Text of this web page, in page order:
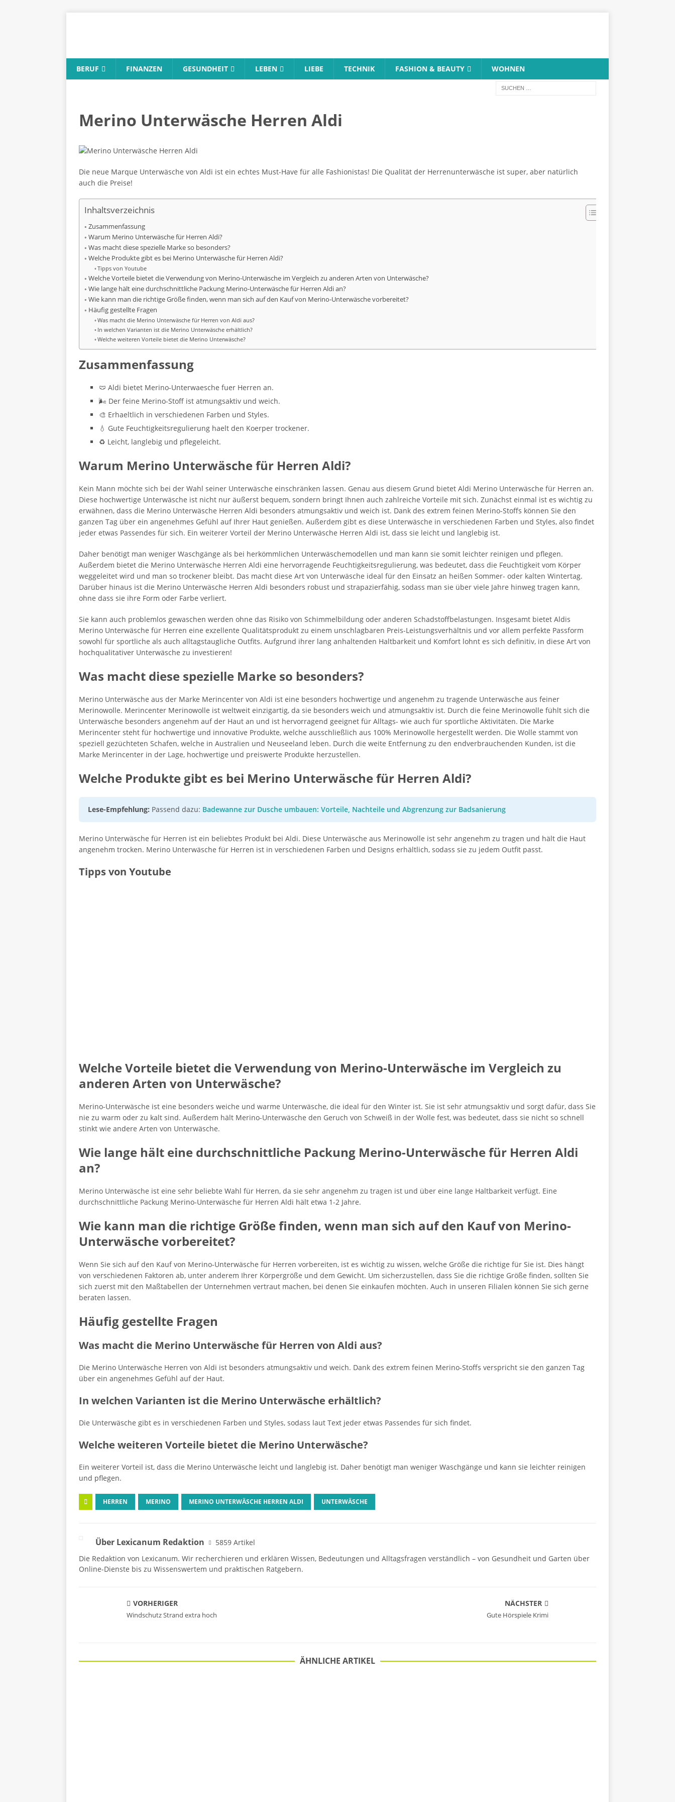
BERUF FINANZEN GESUNDHEIT LEBEN LIEBE TECHNIK FASHION & BEAUTY WOHNEN
Merino Unterwäsche Herren Aldi
Die neue Marque Unterwäsche von Aldi ist ein echtes Must-Have für alle Fashionistas! Die Qualität der Herrenunterwäsche ist super, aber natürlich
auch die Preise!
Inhaltsverzeichnis
Zusammenfassung
Warum Merino Unterwäsche für Herren Aldi?
Was macht diese spezielle Marke so besonders?
Welche Produkte gibt es bei Merino Unterwäsche für Herren Aldi?
Tipps von Youtube
Welche Vorteile bietet die Verwendung von Merino-Unterwäsche im Vergleich zu anderen Arten von Unterwäsche?
Wie lange hält eine durchschnittliche Packung Merino-Unterwäsche für Herren Aldi an?
Wie kann man die richtige Größe finden, wenn man sich auf den Kauf von Merino-Unterwäsche vorbereitet?
Häufig gestellte Fragen
Was macht die Merino Unterwäsche für Herren von Aldi aus?
In welchen Varianten ist die Merino Unterwäsche erhältlich?
Welche weiteren Vorteile bietet die Merino Unterwäsche?
Zusammenfassung
🩲 Aldi bietet Merino-Unterwaesche fuer Herren an.
🌬️ Der feine Merino-Stoff ist atmungsaktiv und weich.
🎨 Erhaeltlich in verschiedenen Farben und Styles.
💧 Gute Feuchtigkeitsregulierung haelt den Koerper trockener.
♻️ Leicht, langlebig und pflegeleicht.
Warum Merino Unterwäsche für Herren Aldi?
Kein Mann möchte sich bei der Wahl seiner Unterwäsche einschränken lassen. Genau aus diesem Grund bietet Aldi Merino Unterwäsche für Herren an.
Diese hochwertige Unterwäsche ist nicht nur äußerst bequem, sondern bringt Ihnen auch zahlreiche Vorteile mit sich. Zunächst einmal ist es wichtig zu
erwähnen, dass die Merino Unterwäsche Herren Aldi besonders atmungsaktiv und weich ist. Dank des extrem feinen Merino-Stoffs können Sie den
ganzen Tag über ein angenehmes Gefühl auf Ihrer Haut genießen. Außerdem gibt es diese Unterwäsche in verschiedenen Farben und Styles, also findet
jeder etwas Passendes für sich. Ein weiterer Vorteil der Merino Unterwäsche Herren Aldi ist, dass sie leicht und langlebig ist.
Daher benötigt man weniger Waschgänge als bei herkömmlichen Unterwäschemodellen und man kann sie somit leichter reinigen und pflegen.
Außerdem bietet die Merino Unterwäsche Herren Aldi eine hervorragende Feuchtigkeitsregulierung, was bedeutet, dass die Feuchtigkeit vom Körper
weggeleitet wird und man so trockener bleibt. Das macht diese Art von Unterwäsche ideal für den Einsatz an heißen Sommer- oder kalten Wintertag.
Darüber hinaus ist die Merino Unterwäsche Herren Aldi besonders robust und strapazierfähig, sodass man sie über viele Jahre hinweg tragen kann,
ohne dass sie ihre Form oder Farbe verliert.
Sie kann auch problemlos gewaschen werden ohne das Risiko von Schimmelbildung oder anderen Schadstoffbelastungen. Insgesamt bietet Aldis
Merino Unterwäsche für Herren eine exzellente Qualitätsprodukt zu einem unschlagbaren Preis-Leistungsverhältnis und vor allem perfekte Passform
sowohl für sportliche als auch alltagstaugliche Outfits. Aufgrund ihrer lang anhaltenden Haltbarkeit und Komfort lohnt es sich definitiv, in diese Art von
hochqualitativer Unterwäsche zu investieren!
Was macht diese spezielle Marke so besonders?
Merino Unterwäsche aus der Marke Merincenter von Aldi ist eine besonders hochwertige und angenehm zu tragende Unterwäsche aus feiner
Merinowolle. Merincenter Merinowolle ist weltweit einzigartig, da sie besonders weich und atmungsaktiv ist. Durch die feine Merinowolle fühlt sich die
Unterwäsche besonders angenehm auf der Haut an und ist hervorragend geeignet für Alltags- wie auch für sportliche Aktivitäten. Die Marke
Merincenter steht für hochwertige und innovative Produkte, welche ausschließlich aus 100% Merinowolle hergestellt werden. Die Wolle stammt von
speziell gezüchteten Schafen, welche in Australien und Neuseeland leben. Durch die weite Entfernung zu den endverbrauchenden Kunden, ist die
Marke Merincenter in der Lage, hochwertige und preiswerte Produkte herzustellen.
Welche Produkte gibt es bei Merino Unterwäsche für Herren Aldi?
Lese-Empfehlung: Passend dazu: Badewanne zur Dusche umbauen: Vorteile, Nachteile und Abgrenzung zur Badsanierung
Merino Unterwäsche für Herren ist ein beliebtes Produkt bei Aldi. Diese Unterwäsche aus Merinowolle ist sehr angenehm zu tragen und hält die Haut
angenehm trocken. Merino Unterwäsche für Herren ist in verschiedenen Farben und Designs erhältlich, sodass sie zu jedem Outfit passt.
Tipps von Youtube
Welche Vorteile bietet die Verwendung von Merino-Unterwäsche im Vergleich zu
anderen Arten von Unterwäsche?
Merino-Unterwäsche ist eine besonders weiche und warme Unterwäsche, die ideal für den Winter ist. Sie ist sehr atmungsaktiv und sorgt dafür, dass Sie
nie zu warm oder zu kalt sind. Außerdem hält Merino-Unterwäsche den Geruch von Schweiß in der Wolle fest, was bedeutet, dass sie nicht so schnell
stinkt wie andere Arten von Unterwäsche.
Wie lange hält eine durchschnittliche Packung Merino-Unterwäsche für Herren Aldi
an?
Merino Unterwäsche ist eine sehr beliebte Wahl für Herren, da sie sehr angenehm zu tragen ist und über eine lange Haltbarkeit verfügt. Eine
durchschnittliche Packung Merino-Unterwäsche für Herren Aldi hält etwa 1-2 Jahre.
Wie kann man die richtige Größe finden, wenn man sich auf den Kauf von Merino-
Unterwäsche vorbereitet?
Wenn Sie sich auf den Kauf von Merino-Unterwäsche für Herren vorbereiten, ist es wichtig zu wissen, welche Größe die richtige für Sie ist. Dies hängt
von verschiedenen Faktoren ab, unter anderem Ihrer Körpergröße und dem Gewicht. Um sicherzustellen, dass Sie die richtige Größe finden, sollten Sie
sich zuerst mit den Maßtabellen der Unternehmen vertraut machen, bei denen Sie einkaufen möchten. Auch in unseren Filialen können Sie sich gerne
beraten lassen.
Häufig gestellte Fragen
Was macht die Merino Unterwäsche für Herren von Aldi aus?
Die Merino Unterwäsche Herren von Aldi ist besonders atmungsaktiv und weich. Dank des extrem feinen Merino-Stoffs verspricht sie den ganzen Tag
über ein angenehmes Gefühl auf der Haut.
In welchen Varianten ist die Merino Unterwäsche erhältlich?
Die Unterwäsche gibt es in verschiedenen Farben und Styles, sodass laut Text jeder etwas Passendes für sich findet.
Welche weiteren Vorteile bietet die Merino Unterwäsche?
Ein weiterer Vorteil ist, dass die Merino Unterwäsche leicht und langlebig ist. Daher benötigt man weniger Waschgänge und kann sie leichter reinigen
und pflegen.
HERREN MERINO MERINO UNTERWÄSCHE HERREN ALDI UNTERWÄSCHE
Über Lexicanum Redaktion
5859 Artikel
Die Redaktion von Lexicanum. Wir recherchieren und erklären Wissen, Bedeutungen und Alltagsfragen verständlich – von Gesundheit und Garten über
Online-Dienste bis zu Wissenswertem und praktischen Ratgebern.
VORHERIGER
Windschutz Strand extra hoch
NÄCHSTER
Gute Hörspiele Krimi
ÄHNLICHE ARTIKEL